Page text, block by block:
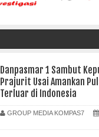
Danpasmar 1 Sambut
Prajurit Usai Amankan
Terluar di Indonesia
GROUP MEDIA KOMPAS7